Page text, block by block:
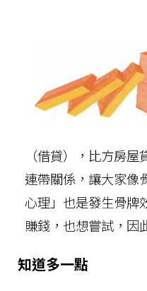
（借貸），比方房
連帶關係，讓大家像
心理」也是發生骨牌
賺錢，也想嘗試，因
知道多一點